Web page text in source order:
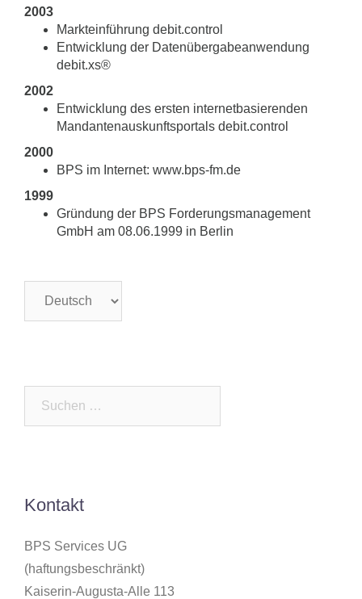
2003
Markteinführung debit.control
Entwicklung der Datenübergabeanwendung
debit.xs®
2002
Entwicklung des ersten internetbasierenden
Mandantenauskunftsportals debit.control
2000
BPS im Internet: www.bps-fm.de
1999
Gründung der BPS Forderungsmanagement
GmbH am 08.06.1999 in Berlin
Kontakt
BPS Services UG
(haftungsbeschränkt)
Kaiserin-Augusta-Alle 113